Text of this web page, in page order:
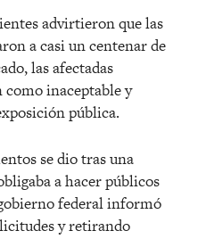
advirtieron que las
a casi un centenar de
las afectadas
inaceptable y
pública.
se dio tras una
a hacer públicos
federal informó
y retirando